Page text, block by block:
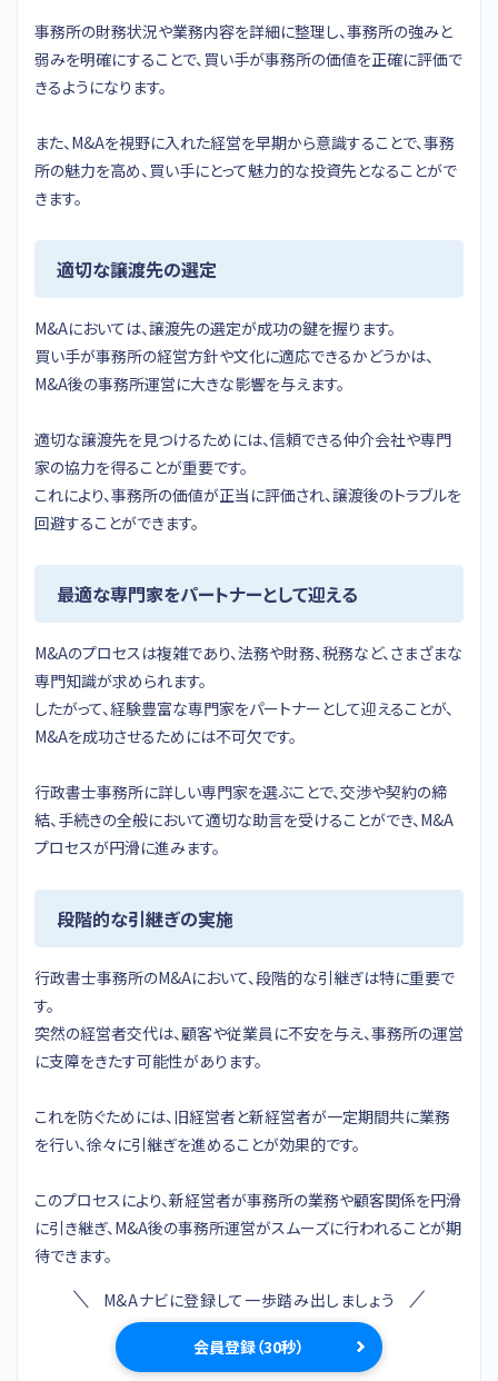
事務所の財務状況や業務内容を詳細に整理し、事務所の強みと
弱みを明確にすることで、買い手が事務所の価値を正確に評価で
きるようになります。
また、M&Aを視野に入れた経営を早期から意識することで、事務
所の魅力を高め、買い手にとって魅力的な投資先となることがで
きます。
適切な譲渡先の選定
M&Aにおいては、譲渡先の選定が成功の鍵を握ります。
買い手が事務所の経営方針や文化に適応できるかどうかは、
M&A後の事務所運営に大きな影響を与えます。
適切な譲渡先を見つけるためには、信頼できる仲介会社や専門
家の協力を得ることが重要です。
これにより、事務所の価値が正当に評価され、譲渡後のトラブルを
回避することができます。
最適な専門家をパートナーとして迎える
M&Aのプロセスは複雑であり、法務や財務、税務など、さまざまな
専門知識が求められます。
したがって、経験豊富な専門家をパートナーとして迎えることが、
M&Aを成功させるためには不可欠です。
行政書士事務所に詳しい専門家を選ぶことで、交渉や契約の締
結、手続きの全般において適切な助言を受けることができ、M&A
プロセスが円滑に進みます。
段階的な引継ぎの実施
行政書士事務所のM&Aにおいて、段階的な引継ぎは特に重要で
す。
突然の経営者交代は、顧客や従業員に不安を与え、事務所の運営
に支障をきたす可能性があります。
これを防ぐためには、旧経営者と新経営者が一定期間共に業務
を行い、徐々に引継ぎを進めることが効果的です。
このプロセスにより、新経営者が事務所の業務や顧客関係を円滑
に引き継ぎ、M&A後の事務所運営がスムーズに行われることが期
待できます。
M&Aナビに登録して一歩踏み出しましょう
会員登録（30秒）